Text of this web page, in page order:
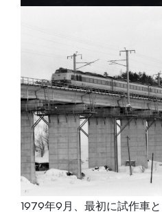
1979年9月、最初に試作車